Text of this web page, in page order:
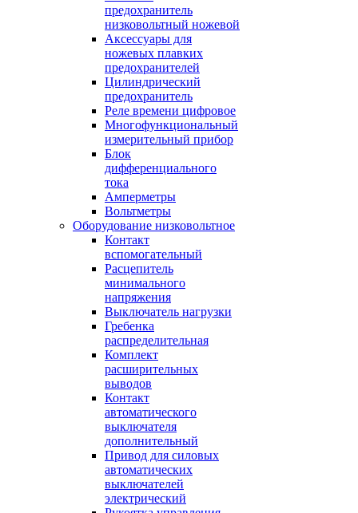
предохранитель
низковольтный ножевой
Аксессуары для
ножевых плавких
предохранителей
Цилиндрический
предохранитель
Реле времени цифровое
Многофункциональный
измерительный прибор
Блок
дифференциального
тока
Амперметры
Вольтметры
Оборудование низковольтное
Контакт
вспомогательный
Расцепитель
минимального
напряжения
Выключатель нагрузки
Гребенка
распределительная
Комплект
расширительных
выводов
Контакт
автоматического
выключателя
дополнительный
Привод для силовых
автоматических
выключателей
электрический